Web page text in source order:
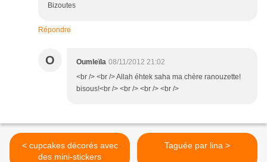
Bizoutes
Répondre
O Oumleïla 08/11/2012 21:02
<br /> <br /> Allah éhtek saha ma chère ranouzette!
bisous!<br /> <br /> <br /> <br />
< cupcakes décorés avec
des mini-stickers
Taguée par lina >